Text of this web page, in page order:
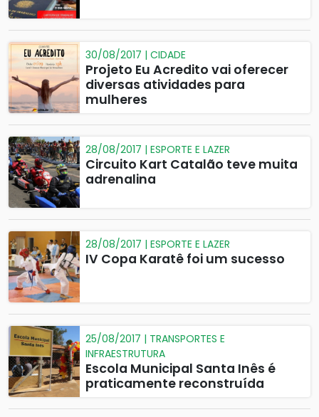
30/08/2017 | CIDADE
Projeto Eu Acredito vai oferecer
diversas atividades para
mulheres
28/08/2017 | ESPORTE E LAZER
Circuito Kart Catalão teve muita
adrenalina
28/08/2017 | ESPORTE E LAZER
IV Copa Karatê foi um sucesso
25/08/2017 | TRANSPORTES E
INFRAESTRUTURA
Escola Municipal Santa Inês é
praticamente reconstruída